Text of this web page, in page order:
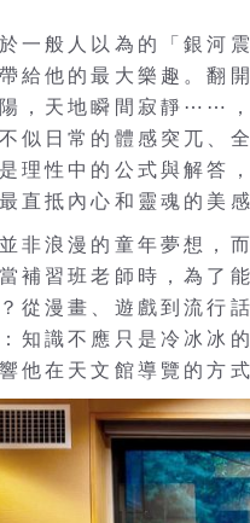
一般人以為的「銀河
給他的最大樂趣。翻
，天地瞬間寂靜 ⋯⋯
似日常的體感突兀、
理性中的公式與解答
直抵內心和靈魂的美感
非浪漫的童年夢想，
補習班老師時，為了
從漫畫、遊戲到流行
知識不應只是冷冰冰
他在天文館導覽的方式